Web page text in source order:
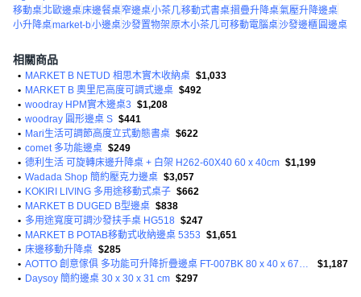
移動桌北歐邊桌床邊餐桌窄邊桌小茶几移動式書桌摺疊升降桌氣壓升降邊桌
小升降桌market-b小邊桌沙發置物架 原木小茶几可移動電腦桌沙發邊櫃 圓邊桌
相關商品
• MARKET B NETUD 相思木實木收納桌 $1,033
• MARKET B 奧里尼高度可調式邊桌 $492
• woodray HPM實木邊桌3 $1,208
• woodray 圓形邊桌 S $441
• Mari生活可調節高度立式動態書桌 $622
• comet 多功能邊桌 $249
• 德利生活 可旋轉床邊升降桌 + 白架 H262-60X40 60 x 40cm $1,199
• Wadada Shop 簡約壓克力邊桌 $3,057
• KOKIRI LIVING 多用途移動式桌子 $662
• MARKET B DUGED B型邊桌 $838
• 多用途寬度可調沙發扶手桌 HG518 $247
• MARKET B POTAB移動式收納邊桌 5353 $1,651
• 床邊移動升降桌 $285
•
$1,187
• Daysoy 簡約邊桌 30 x 30 x 31 cm $297